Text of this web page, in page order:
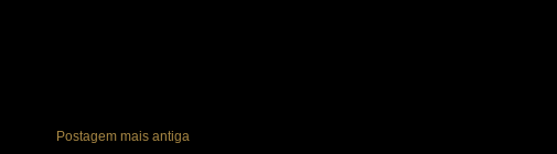
Postagem mais antiga